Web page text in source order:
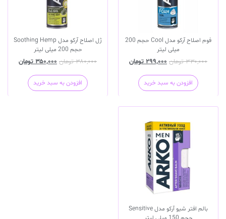
فوم اصلاح آرکو مدل Cool حجم 200
میلی لیتر
۳۳۰,۰۰۰ تومان ۲۹۹,۰۰۰ تومان
افزودن به سبد خرید
ژل اصلاح آرکو مدل Soothing Hemp
حجم 200 میلی لیتر
۳۸۰,۰۰۰ تومان ۳۵۰,۰۰۰ تومان
افزودن به سبد خرید
بالم افتر شیو آرکو مدل Sensitive